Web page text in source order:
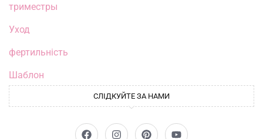
триместры
Уход
фертильність
Шаблон
СЛІДКУЙТЕ ЗА НАМИ